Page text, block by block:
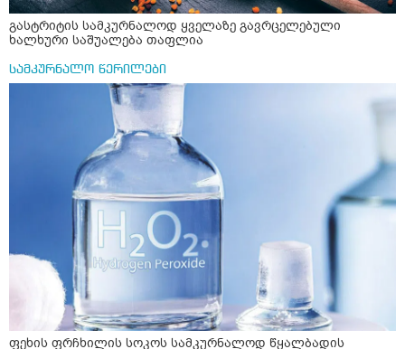
გასტრიტის სამკურნალოდ ყველაზე გავრცელებული
ხალხური საშუალება თაფლია
სამკურნალო წერილები
ფეხის ფრჩხილის სოკოს სამკურნალოდ წყალბადის